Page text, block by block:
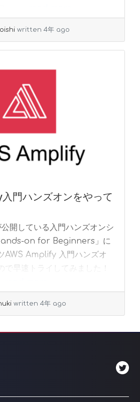
written 4年 ago
門ハンズオンをやって
開している入門ハンズオンシ
on for Beginners」に
AWS Amplify 入門ハンズオ
で早速トライしてみました！
written 4年 ago